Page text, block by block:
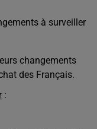
à surveiller
changements
des Français.
: